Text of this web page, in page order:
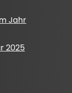
Jahr
2025